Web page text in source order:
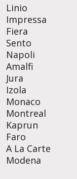
Linio
Impressa
Fiera
Sento
Napoli
Amalfi
Jura
Izola
Monaco
Montreal
Kaprun
Faro
A La Carte
Modena